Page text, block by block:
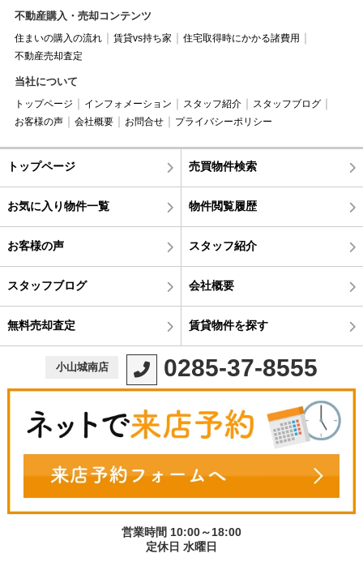
不動産購入・売却コンテンツ
住まいの購入の流れ 賃貸vs持ち家
住宅取得時にかかる諸費用
不動産売却査定
当社について
トップページ インフォメーション スタッフ紹介
スタッフブログ
お客様の声
会社概要 お問合せ プライバシーポリシー
トップページ 売買物件検索
お気に入り物件一覧 物件閲覧履歴
お客様の声 スタッフ紹介
スタッフブログ 会社概要
無料売却査定 賃貸物件を探す
小山城南店 0285-37-8555
営業時間 10:00～18:00
定休日 水曜日